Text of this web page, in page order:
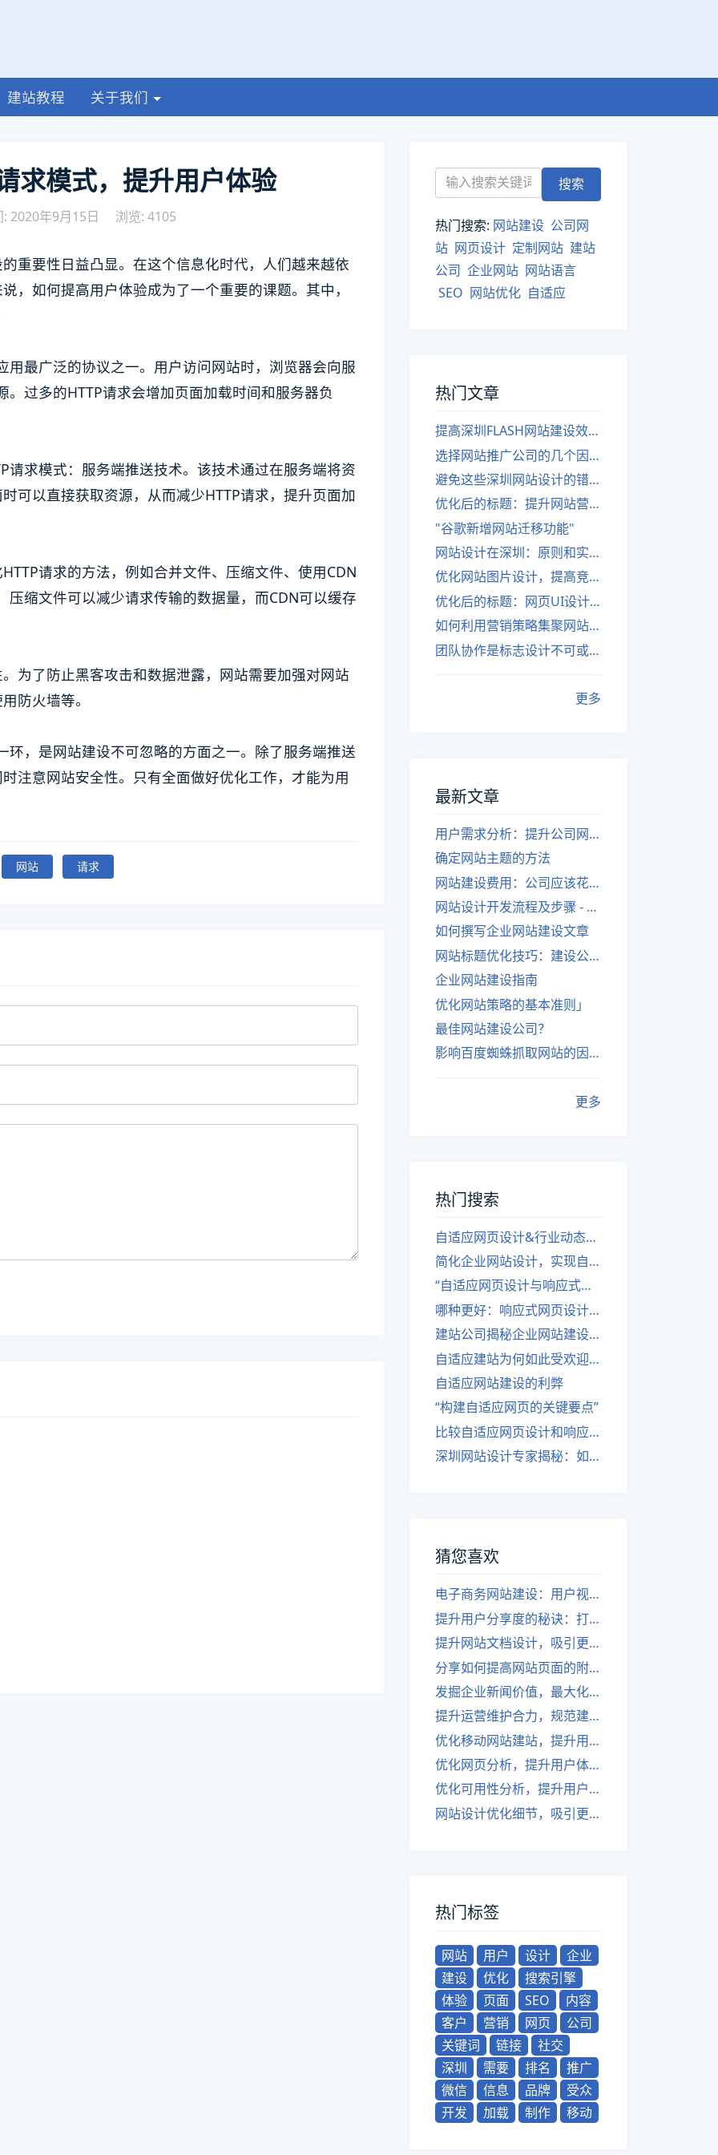
建站教程 关于我们
求模式，提升用户体验
2020年9月15日 浏览: 4105
重要性日益凸显。在这个信息化时代，人们越来越依
，如何提高用户体验成为了一个重要的课题。其中，
用最广泛的协议之一。用户访问网站时，浏览器会向服
过多的HTTP请求会增加页面加载时间和服务器负
请求模式：服务端推送技术。该技术通过在服务端将资
可以直接获取资源，从而减少HTTP请求，提升页面加
请求的方法，例如合并文件、压缩文件、使用CDN
压缩文件可以减少请求传输的数据量，而CDN可以缓存
为了防止黑客攻击和数据泄露，网站需要加强对网站
防火墙等。
环，是网站建设不可忽略的方面之一。除了服务端推送
注意网站安全性。只有全面做好优化工作，才能为用
网站 请求
热门搜索: 网站建设 公司网
站 网页设计 定制网站 建站
公司 企业网站 网站语言
SEO 网站优化 自适应
热门文章
提高深圳FLASH网站建设效率的建议
选择网站推广公司的几个因素
避免这些深圳网站设计的错误
优化后的标题：提升网站营销绩效的策略
"谷歌新增网站迁移功能"
网站设计在深圳：原则和实践
优化网站图片设计，提高竞争力
优化后的标题：网页UI设计与APP UI设计应用软件
如何利用营销策略集聚网站流量
团队协作是标志设计不可或缺的一部分
更多
最新文章
用户需求分析：提升公司网站建设效果
确定网站主题的方法
网站建设费用：公司应该花费多少？
网站设计开发流程及步骤 - 优化后的标题
如何撰写企业网站建设文章
网站标题优化技巧：建设公司的专业指导
企业网站建设指南
优化网站策略的基本准则」
最佳网站建设公司？
影响百度蜘蛛抓取网站的因素有哪些？
更多
热门搜索
自适应网页设计&行业动态，关注建站。
简化企业网站设计，实现自适应设计的方法
“自适应网页设计与响应式网站建设的异同”
哪种更好：响应式网页设计还是自适应网站？
建站公司揭秘企业网站建设核心原则
自适应建站为何如此受欢迎？
自适应网站建设的利弊
“构建自适应网页的关键要点”
比较自适应网页设计和响应式网站的差异
深圳网站设计专家揭秘：如何实现自适应网页设计
猜您喜欢
电子商务网站建设：用户视角分析
提升用户分享度的秘诀：打造仪式感。
提升网站文档设计，吸引更多用户！
分享如何提高网站页面的附加价值
发掘企业新闻价值，最大化营销效果
提升运营维护合力，规范建站标准
优化移动网站建站，提升用户体验
优化网页分析，提升用户体验！
优化可用性分析，提升用户体验
网站设计优化细节，吸引更多用户。
热门标签
网站 用户 设计
企业
建设
优化
搜索引擎
体验
页面 SEO
内容
客户
营销 网页
公司
关键词
链接
社交
深圳
需要 排名
推广
微信
信息 品牌
受众
开发
加载 制作 移动